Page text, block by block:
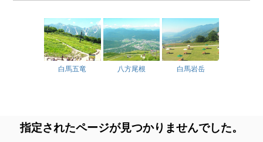
白馬五竜 八方尾根 白馬岩岳